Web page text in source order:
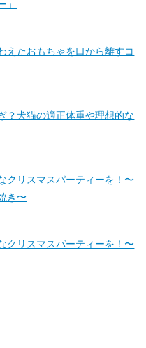
」
えたおもちゃを口から離すコ
？犬猫の適正体重や理想的な
クリスマスパーティーを！〜
き〜
クリスマスパーティーを！〜